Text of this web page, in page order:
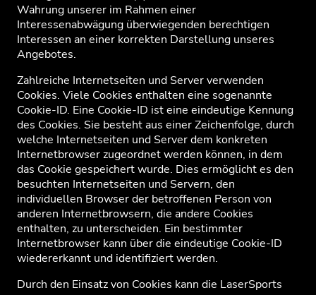
Wahrung unserer im Rahmen einer
Interessenabwägung überwiegenden berechtigen
Interessen an einer korrekten Darstellung unseres
Angebotes.
Zahlreiche Internetseiten und Server verwenden
Cookies. Viele Cookies enthalten eine sogenannte
Cookie-ID. Eine Cookie-ID ist eine eindeutige Kennung
des Cookies. Sie besteht aus einer Zeichenfolge, durch
welche Internetseiten und Server dem konkreten
Internetbrowser zugeordnet werden können, in dem
das Cookie gespeichert wurde. Dies ermöglicht es den
besuchten Internetseiten und Servern, den
individuellen Browser der betroffenen Person von
anderen Internetbrowsern, die andere Cookies
enthalten, zu unterscheiden. Ein bestimmter
Internetbrowser kann über die eindeutige Cookie-ID
wiedererkannt und identifiziert werden.
Durch den Einsatz von Cookies kann die LaserSports